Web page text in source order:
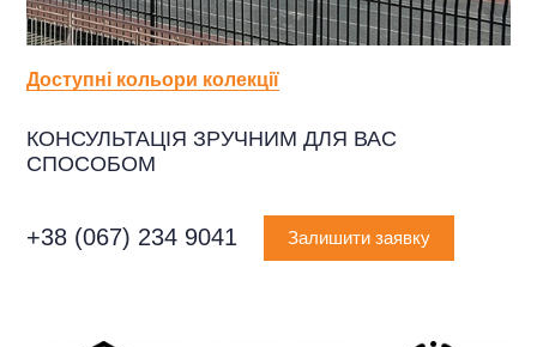
Доступні кольори колекції
КОНСУЛЬТАЦІЯ ЗРУЧНИМ ДЛЯ ВАС
СПОСОБОМ
+38 (067) 234 9041 Залишити заявку